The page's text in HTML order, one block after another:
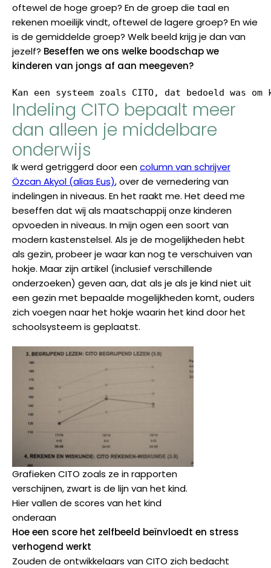
oftewel de hoge groep? En de groep die taal en
rekenen moeilijk vindt, oftewel de lagere groep? En wie
is de gemiddelde groep? Welk beeld krijg je dan van
jezelf? Beseffen we ons welke boodschap we
kinderen van jongs af aan meegeven?
Kan een systeem zoals CITO, dat bedoeld was
Indeling CITO bepaalt meer
dan alleen je middelbare
onderwijs
Ik werd getriggerd door eencolumn van schrijver
Özcan Akyol (alias Eus), over de vernedering van
indelingen in niveaus. En het raakt me. Het deed me
beseffen dat wij als maatschappij onze kinderen
opvoeden in niveaus. In mijn ogen een soort van
modern kastenstelsel. Als je de mogelijkheden hebt
als gezin, probeer je waar kan nog te verschuiven van
hokje. Maar zijn artikel (inclusief verschillende
onderzoeken) geven aan, dat als je als je kind niet uit
een gezin met bepaalde mogelijkheden komt, ouders
zich voegen naar het hokje waarin het kind door het
schoolsysteem is geplaatst.
Grafieken CITO zoals ze in rapporten
verschijnen, zwart is de lijn van het kind.
Hier vallen de scores van het kind
onderaan
Hoe een score het zelfbeeld beïnvloedt en stress
verhogend werkt
Zouden de ontwikkelaars van CITO zich bedacht